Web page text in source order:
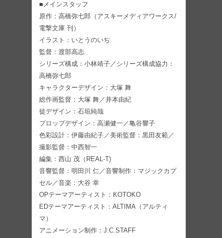
■メインスタッフ
原作：高橋弥七郎（アスキーメディアワークス/
電撃文庫 刊）
イラスト：いとうのいぢ
監督：渡部高志
シリーズ構成：小林靖子／シリーズ構成協力：
高橋弥七郎
キャラクターデザイン：大塚 舞
総作画監督：大塚 舞／井本由紀
徒デザイン：石垣純哉
プロップデザイン：高瀬健一／亀谷響子
色彩設計：伊藤由紀子／美術監督：黒田友範／
撮影監督：中西智一
編集：西山 茂（REAL-T)
音響監督：明田川 仁／音響制作：マジックカプ
セル／音楽：大谷 幸
OPテーマアーティスト：KOTOKO
EDテーマアーティスト：ALTIMA（アルティ
マ）
アニメーション制作：J.C.STAFF